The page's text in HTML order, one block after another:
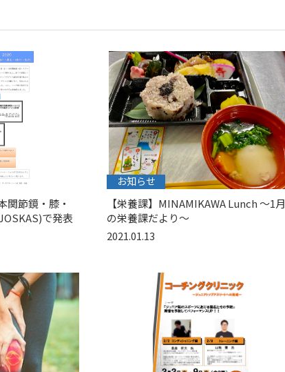
関節鏡・膝・
で発表
お知らせ
【栄養課】MINAMIKAWA Lunch 〜1月
の栄養課だより〜
2021.01.13